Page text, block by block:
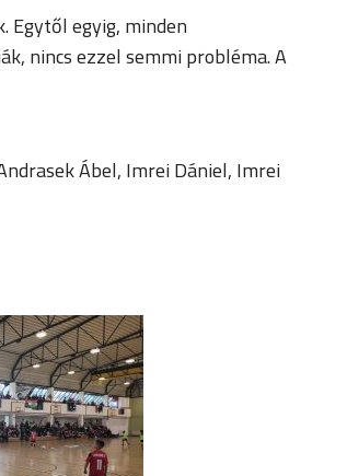
Egytől egyig, minden
nincs ezzel semmi probléma. A
Ábel, Imrei Dániel, Imrei